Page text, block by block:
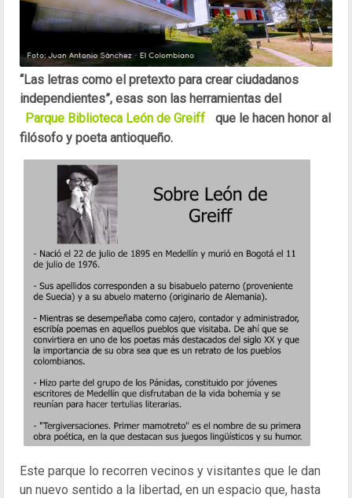
“Las letras como el pretexto para crear ciudadanos
independientes”, esas son las herramientas del
Parque Biblioteca León de Greiff
que le hacen honor al
filósofo y poeta antioqueño.
Este parque lo recorren vecinos y visitantes que le dan
un nuevo sentido a la libertad, en un espacio que, hasta